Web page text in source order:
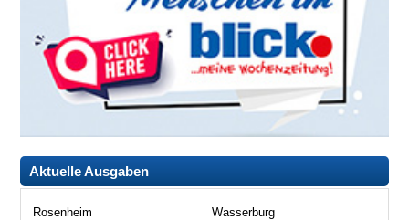
Aktuelle Ausgaben
Rosenheim Wasserburg